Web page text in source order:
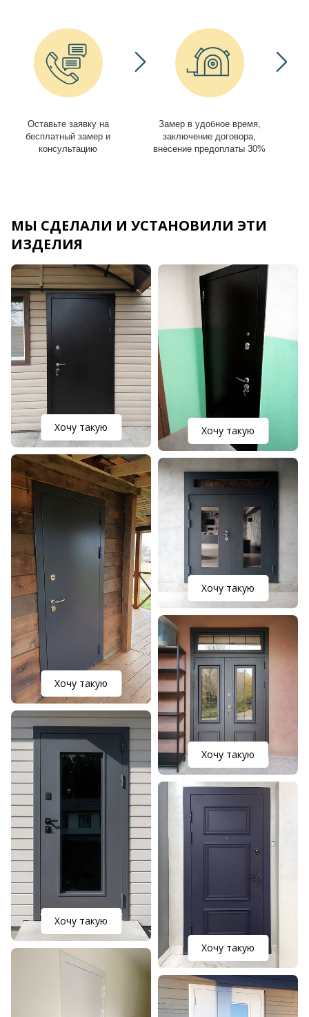
Оставьте заявку на
бесплатный замер и
консультацию
Замер в удобное время,
заключение договора,
внесение предоплаты 30%
МЫ СДЕЛАЛИ И УСТАНОВИЛИ ЭТИ
ИЗДЕЛИЯ
Хочу такую
Хочу такую
Хочу такую
Хочу такую
Хочу такую
Хочу такую
Хочу такую